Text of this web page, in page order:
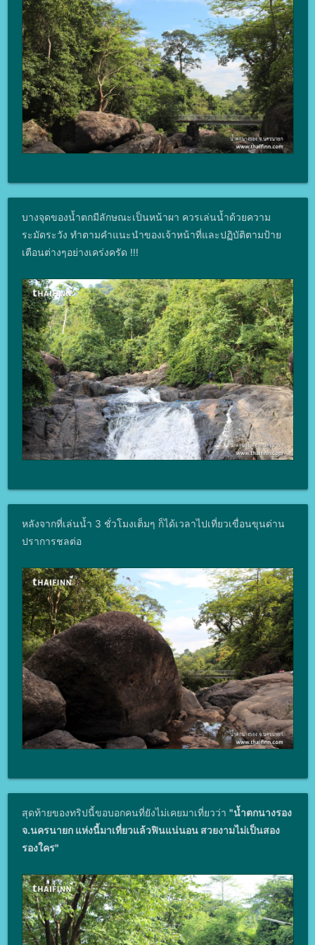
บางจุดของน้ำตกมีลักษณะเป็นหน้าผา ควรเล่นน้ำด้วยความ
ระมัดระวัง ทำตามคำแนะนำของเจ้าหน้าที่และปฏิบัติตามป้าย
เตือนต่างๆอย่างเคร่งครัด !!!
หลังจากที่เล่นน้ำ 3 ชั่วโมงเต็มๆ ก็ได้เวลาไปเที่ยวเขื่อนขุนด่าน
ปราการชลต่อ
สุดท้ายของทริปนี้ขอบอกคนที่ยังไม่เคยมาเที่ยวว่า "น้ำตกนางรอง
จ.นครนายก แห่งนี้มาเที่ยวแล้วฟินแน่นอน สวยงามไม่เป็นสอง
รองใคร"